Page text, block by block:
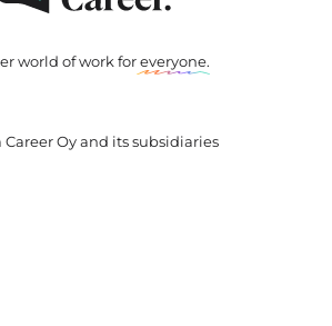
world of work foreveryone.
Oy and its subsidiaries